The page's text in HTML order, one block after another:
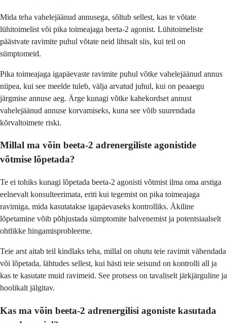
Mida teha vahelejäänud annusega, sõltub sellest, kas te võtate
lühitoimelist või pika toimeajaga beeta-2 agonist. Lühitoimeliste
päästvate ravimite puhul võtate neid lihtsalt siis, kui teil on
sümptomeid.
Pika toimeajaga igapäevaste ravimite puhul võtke vahelejäänud annus
niipea, kui see meelde tuleb, välja arvatud juhul, kui on peaaegu
järgmise annuse aeg. Ärge kunagi võtke kahekordset annust
vahelejäänud annuse korvamiseks, kuna see võib suurendada
kõrvaltoimete riski.
Millal ma võin beeta-2 adrenergiliste agonistide
võtmise lõpetada?
Te ei tohiks kunagi lõpetada beeta-2 agonisti võtmist ilma oma arstiga
eelnevalt konsulteerimata, eriti kui tegemist on pika toimeajaga
ravimiga, mida kasutatakse igapäevaseks kontrolliks. Äkiline
lõpetamine võib põhjustada sümptomite halvenemist ja potentsiaalselt
ohtlikke hingamisprobleeme.
Teie arst aitab teil kindlaks teha, millal on ohutu teie ravimit vähendada
või lõpetada, lähtudes sellest, kui hästi teie seisund on kontrolli all ja
kas te kasutate muid ravimeid. See protsess on tavaliselt järkjärguline ja
hoolikalt jälgitav.
Kas ma võin beeta-2 adrenergilisi agoniste kasutada